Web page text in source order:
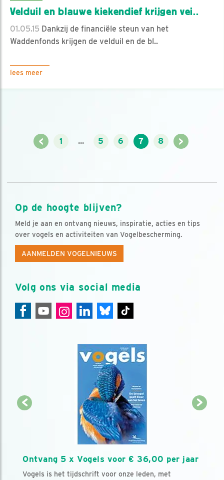
Velduil en blauwe kiekendief krijgen vei..
01.05.15 Dankzij de financiële steun van het
Waddenfonds krijgen de velduil en de bl..
lees meer
< 1 ... 5 6 7 8 >
Op de hoogte blijven?
Meld je aan en ontvang nieuws, inspiratie, acties en tips
over vogels en activiteiten van Vogelbescherming.
AANMELDEN VOGELNIEUWS
Volg ons via social media
Ontvang 5 x Vogels voor € 36,00 per jaar
Vogels is het tijdschrift voor onze leden, met